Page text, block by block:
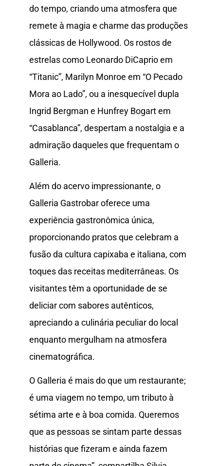
do tempo, criando uma atmosfera que
remete à magia e charme das produções
clássicas de Hollywood. Os rostos de
estrelas como Leonardo DiCaprio em
“Titanic”, Marilyn Monroe em “O Pecado
Mora ao Lado”, ou a inesquecível dupla
Ingrid Bergman e Hunfrey Bogart em
“Casablanca”, despertam a nostalgia e a
admiração daqueles que frequentam o
Galleria.
Além do acervo impressionante, o
Galleria Gastrobar oferece uma
experiência gastronômica única,
proporcionando pratos que celebram a
fusão da cultura capixaba e italiana, com
toques das receitas mediterrâneas. Os
visitantes têm a oportunidade de se
deliciar com sabores autênticos,
apreciando a culinária peculiar do local
enquanto mergulham na atmosfera
cinematográfica.
O Galleria é mais do que um restaurante;
é uma viagem no tempo, um tributo à
sétima arte e à boa comida. Queremos
que as pessoas se sintam parte dessas
histórias que fizeram e ainda fazem